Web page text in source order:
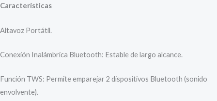
Características
Altavoz Portátil.
Conexión Inalámbrica Bluetooth: Estable de largo alcance.
Función TWS: Permite emparejar 2 dispositivos Bluetooth (sonido
envolvente).